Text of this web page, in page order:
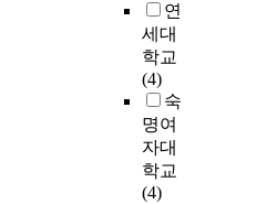
연
세대
학교
(4)
숙
명여
자대
학교
(4)